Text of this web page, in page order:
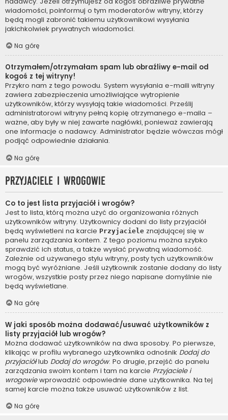
wiadomości, poinformuj o tym moderatorów witryny, którzy
będą mogli zabronić takiemu użytkownikowi wysyłania
jakichkolwiek prywatnych wiadomości.
Na górę
Otrzymałem/otrzymałam spam lub obraźliwy e-mail od
kogoś z tej witryny!
Przykro nam z tego powodu. System wysyłania e-maili witryny
zawiera zabezpieczenia umożliwiające wytropienie
użytkowników, którzy wysyłają takie wiadomości. Prześlij
administratorowi witryny pełną kopię otrzymanego e-maila –
ważne, aby były w niej zawarte nagłówki, ponieważ zawierają
one informacje o nadawcy. Administrator będzie wówczas mógł
podjąć odpowiednie działania.
Na górę
Przyjaciele i wrogowie
Co to jest lista przyjaciół i wrogów?
Jest to lista, którą można użyć do organizowania różnych
użytkowników witryny. Użytkownicy dodani do listy przyjaciół
będą wyświetleni na karcie Przyjaciele znajdującej się w
panelu zarządzania kontem. Z tego poziomu można szybko
sprawdzić ich status, a także wysłać prywatną wiadomość.
Zależnie od używanego stylu witryny, posty tych użytkowników
mogą być wyróżniane. Jeśli użytkownik zostanie dodany do listy
wrogów, wszystkie posty przez niego napisane domyślnie nie
będą wyświetlane.
Na górę
W jaki sposób można dodawać/usuwać użytkowników z
listy przyjaciół lub wrogów?
Można dodawać użytkowników na dwa sposoby. Po pierwsze,
klikając w profilu wybranego użytkownika odnośnik Dodaj do
przyjaciółlub Dodaj do wrogów. Po drugie, przejść do panelu
zarządzania swoim kontem i tam na karcie Przyjaciele i
wrogowiewprowadzić odpowiednie dane użytkownika. Na tej
samej karcie można także usuwać użytkowników z list.
Na górę